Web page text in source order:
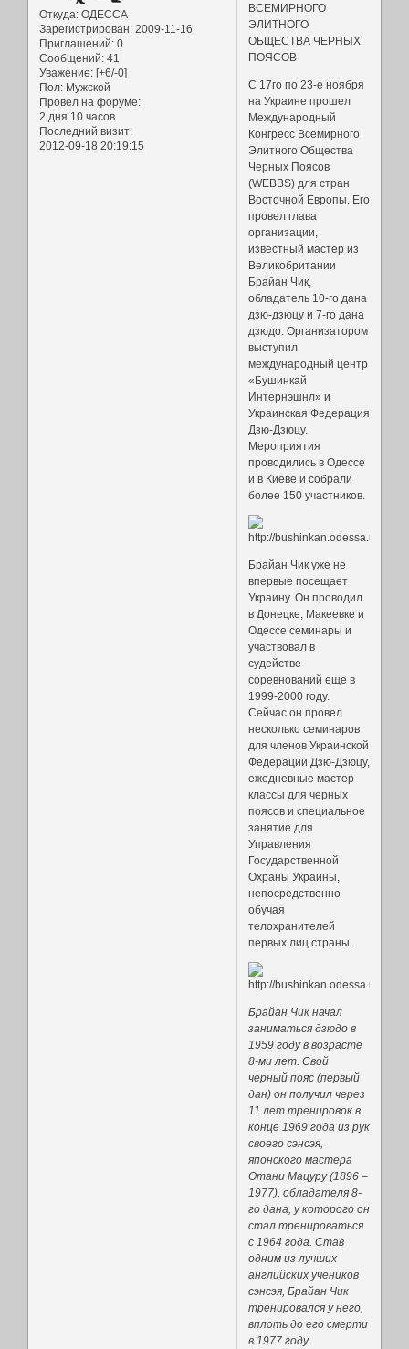
Откуда: ОДЕССА
Зарегистрирован: 2009-11-16
Приглашений: 0
Сообщений: 41
Уважение: [+6/-0]
Пол: Мужской
Провел на форуме:
2 дня 10 часов
Последний визит:
2012-09-18 20:19:15
ВСЕМИРНОГО
ЭЛИТНОГО
ОБЩЕСТВА ЧЕРНЫХ
ПОЯСОВ
C 17го по 23-е ноября
на Украине прошел
Международный
Конгресс Всемирного
Элитного Общества
Черных Поясов
(WEBBS) для стран
Восточной Европы. Его
провел глава
организации,
известный мастер из
Великобритании
Брайан Чик,
обладатель 10-го дана
дзю-дзюцу и 7-го дана
дзюдо. Организатором
выступил
международный центр
«Бушинкай
Интернэшнл» и
Украинская Федерация
Дзю-Дзюцу.
Мероприятия
проводились в Одессе
и в Киеве и собрали
более 150 участников.
Брайан Чик уже не
впервые посещает
Украину. Он проводил
в Донецке, Макеевке и
Одессе семинары и
участвовал в
судействе
соревнований еще в
1999-2000 году.
Сейчас он провел
несколько семинаров
для членов Украинской
Федерации Дзю-Дзюцу,
ежедневные мастер-
классы для черных
поясов и специальное
занятие для
Управления
Государственной
Охраны Украины,
непосредственно
обучая
телохранителей
первых лиц страны.
Брайан Чик начал
заниматься дзюдо в
1959 году в возрасте
8-ми лет. Свой
черный пояс (первый
дан) он получил через
11 лет тренировок в
конце 1969 года из рук
своего сэнсэя,
японского мастера
Отани Мацуру (1896 –
1977), обладателя 8-
го дана, у которого он
стал тренироваться
с 1964 года. Став
одним из лучших
английских учеников
сэнсэя, Брайан Чик
тренировался у него,
вплоть до его смерти
в 1977 году.